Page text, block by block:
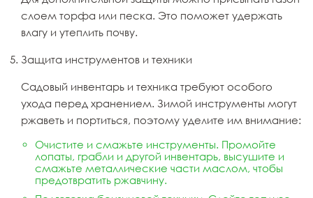
слоем торфа или песка. Это поможет удержать
влагу и утеплить почву.
Защита инструментов и техники
Садовый инвентарь и техника требуют особого
ухода перед хранением. Зимой инструменты могут
ржаветь и портиться, поэтому уделите им внимание:
Очистите и смажьте инструменты. Промойте
лопаты, грабли и другой инвентарь, высушите и
смажьте металлические части маслом, чтобы
предотвратить ржавчину.